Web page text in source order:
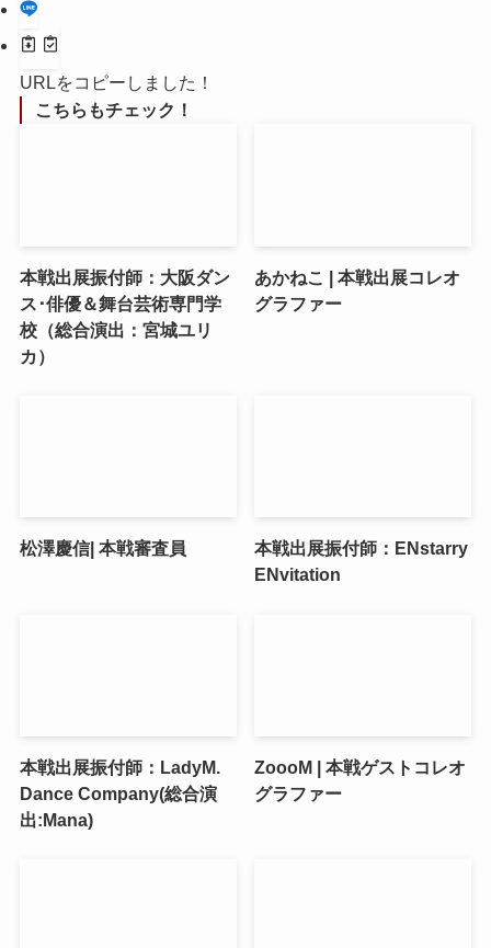
URLをコピーしました！
こちらもチェック！
本戦出展振付師：大阪ダン
ス･俳優＆舞台芸術専門学
校（総合演出：宮城ユリ
カ）
あかねこ | 本戦出展コレオ
グラファー
松澤慶信| 本戦審査員
本戦出展振付師：ENstarry
ENvitation
本戦出展振付師：LadyM.
Dance Company(総合演
出:Mana)
ZoooM | 本戦ゲストコレオ
グラファー